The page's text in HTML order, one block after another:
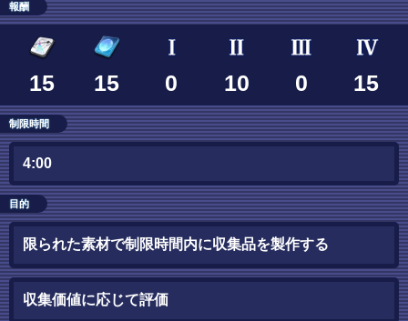
報酬
15 15 0 10 0 15
制限時間
4:00
目的
限られた素材で制限時間内に収集品を製作する
収集価値に応じて評価